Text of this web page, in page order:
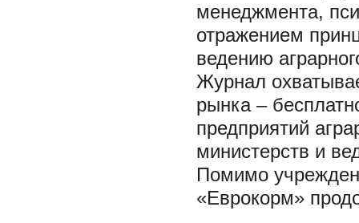
менеджмента,
отражением
ведению
Журнал
рынка –
предприятий
министерств и
Помимо
«Еврокорм»